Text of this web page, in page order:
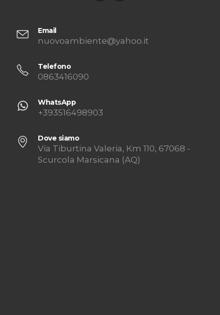
Email
nuovoambiente@yahoo.it
Telefono
0863416090
WhatsApp
+393516498903
Dove siamo
Via Tiburtina Valeria, Km 110, 67068 -
Scurcola Marsicana (AQ)